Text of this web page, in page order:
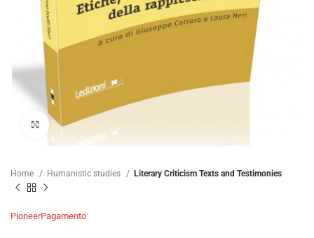
Click to enlarge
Home Humanistic studies Literary Criticism Texts and Testimonies
PioneerPagamento